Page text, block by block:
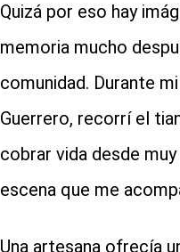
Quizá por eso hay
memoria mucho
comunidad. Durante
Guerrero, recorrí el
cobrar vida desde
escena que me
Una artesana ofrecía